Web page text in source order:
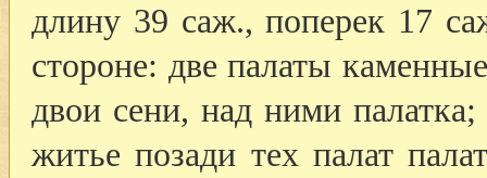
длину 39 саж., поперек 17
стороне: две палаты
двои сени, над ними
житье позади тех палат